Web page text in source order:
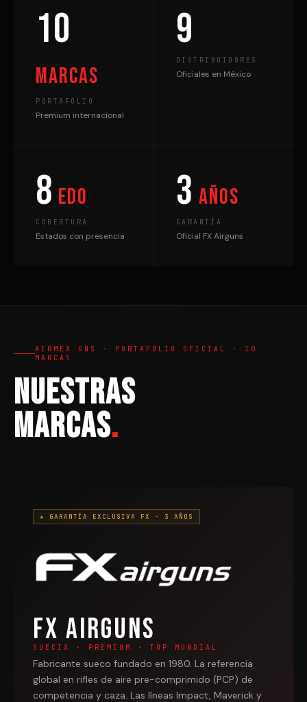
10
marcas
PORTAFOLIO
Premium internacional
9
DISTRIBUIDORES
Oficiales en México
8 edo
COBERTURA
Estados con presencia
3 años
GARANTÍA
Oficial FX Airguns
AIRMEX GNS · PORTAFOLIO OFICIAL · 10
MARCAS
Nuestras
Marcas.
★ GARANTÍA EXCLUSIVA FX · 3 AÑOS
FX Airguns
SUECIA · PREMIUM · TOP MUNDIAL
Fabricante sueco fundado en 1980. La referencia
global en rifles de aire pre-comprimido (PCP) de
competencia y caza. Las líneas Impact, Maverick y